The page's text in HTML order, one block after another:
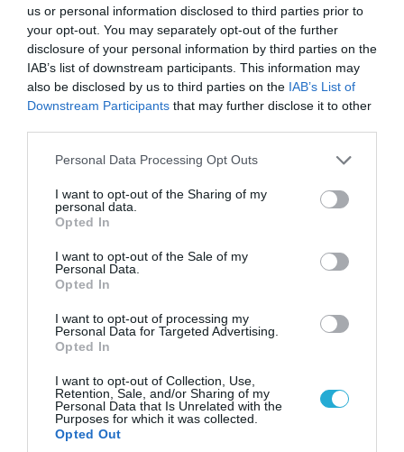
us or personal information disclosed to third parties prior to
your opt-out. You may separately opt-out of the further
disclosure of your personal information by third parties on the
IAB’s list of downstream participants. This information may
also be disclosed by us to third parties on the IAB’s List of
Downstream Participants that may further disclose it to other
Please note that this website/app uses one or more Google
not limited to your visit or usage behaviour. You may click to
grant or deny consent to Google and its third-party tags to
use your data for below specified purposes in below Google
consent section.
Personal Data Processing Opt Outs
I want to opt-out of the Sharing of my
personal data.
Opted In
I want to opt-out of the Sale of my
Personal Data.
Opted In
I want to opt-out of processing my
Personal Data for Targeted Advertising.
Opted In
I want to opt-out of Collection, Use,
Retention, Sale, and/or Sharing of my
Personal Data that Is Unrelated with the
Purposes for which it was collected.
Opted Out
08.08.2026 | 09:02
του Αρκά για τα τατουάζ (φωτο)